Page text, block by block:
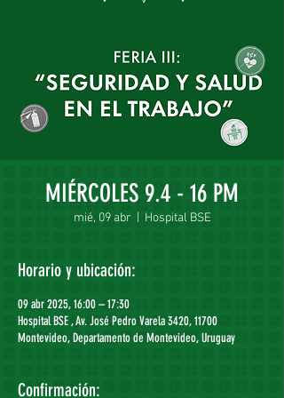
MIÉRCOLES 9.4 - 16 PM
mié, 09 abr Hospital BSE
Horario y ubicación:
09 abr 2025, 16:00 – 17:30
Hospital BSE , Av. José Pedro Varela 3420, 11700
Montevideo, Departamento de Montevideo, Uruguay
Confirmación: